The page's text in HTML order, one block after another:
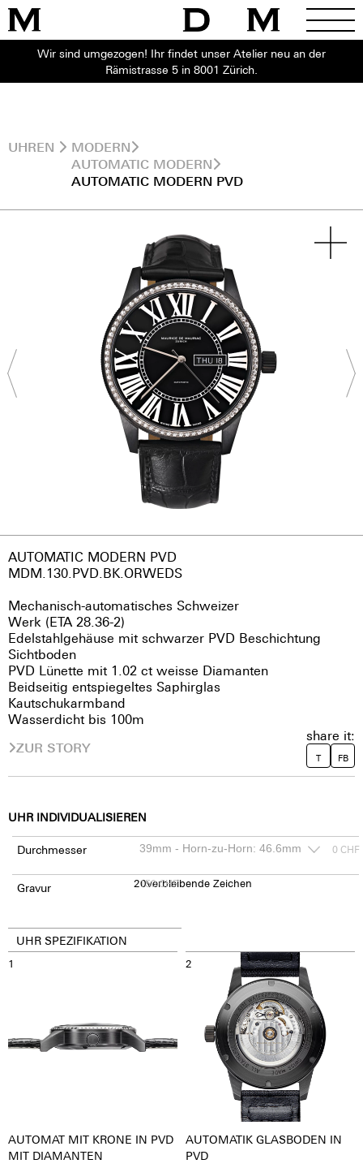
Wir sind umgezogen! Ihr findet unser Atelier neu an der
Rämistrasse 5 in 8001 Zürich.
UHREN
MODERN
AUTOMATIC MODERN
AUTOMATIC MODERN PVD
AUTOMATIC MODERN PVD
MDM.130.PVD.BK.ORWEDS
Mechanisch-automatisches Schweizer
Werk (ETA 28.36-2)
Edelstahlgehäuse mit schwarzer PVD Beschichtung
Sichtboden
PVD Lünette mit 1.02 ct weisse Diamanten
Beidseitig entspiegeltes Saphirglas
Kautschukarmband
Wasserdicht bis 100m
ZUR STORY
share it:
T FB
UHR INDIVIDUALISIEREN
Durchmesser 0 CHF
Gravur 150CHF
20verbleibende Zeichen
UHR SPEZIFIKATION
1
AUTOMAT MIT KRONE IN PVD
MIT DIAMANTEN
2
AUTOMATIK GLASBODEN IN
PVD